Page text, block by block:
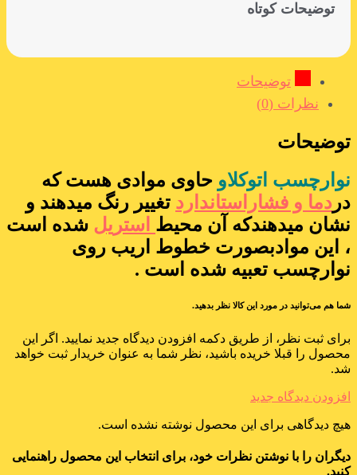
توضیحات کوتاه
توضیحات
نظرات (0)
توضیحات
نوارچسب اتوکلاو حاوی موادی هست که
در دما و فشاراستاندارد تغییر رنگ میدهند و
نشان میدهندکه آن محیط استریل شده است
، این موادبصورت خطوط اریب روی
نوارچسب تعبیه شده است .
شما هم می‌توانید در مورد این کالا نظر بدهید.
برای ثبت نظر، از طریق دکمه افزودن دیدگاه جدید نمایید. اگر این
محصول را قبلا خریده باشید، نظر شما به عنوان خریدار ثبت خواهد
شد.
افزودن دیدگاه جدید
هیچ دیدگاهی برای این محصول نوشته نشده است.
دیگران را با نوشتن نظرات خود، برای انتخاب این محصول راهنمایی
کنید.